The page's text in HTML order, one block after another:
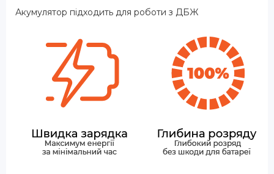
Акумулятор підходить для роботи з ДБЖ